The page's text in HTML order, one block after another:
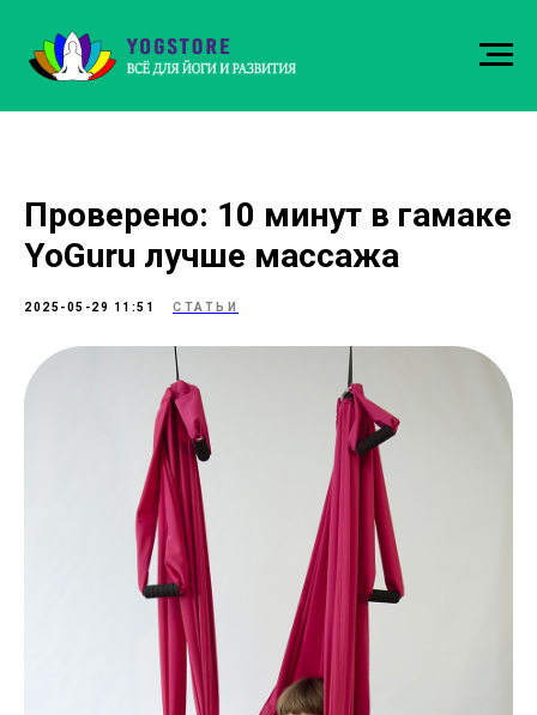
Проверено: 10 минут в гамаке
YoGuru лучше массажа
2025-05-29 11:51 СТАТЬИ